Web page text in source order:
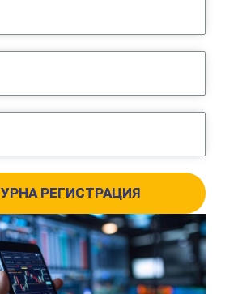
РЕГИСТРАЦИЯ